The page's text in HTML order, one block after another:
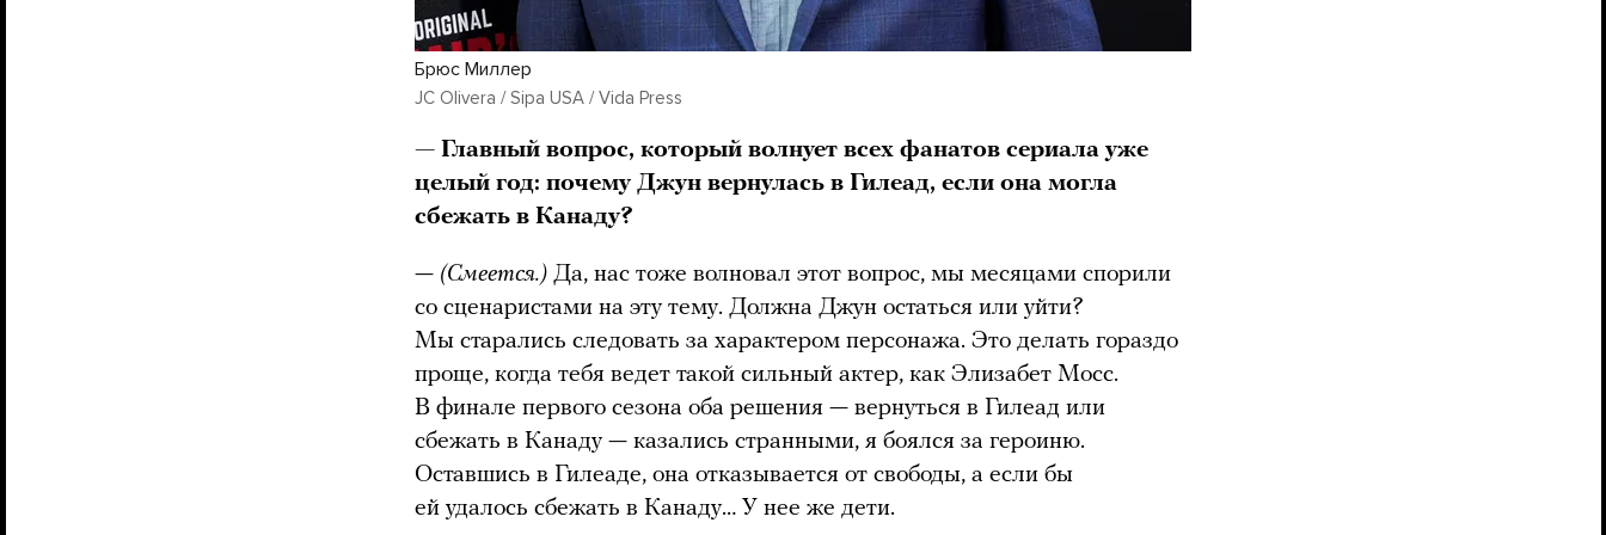
Брюс Миллер
JC Olivera / Sip​a USA / Vida Press
— Главный вопрос, который волнует всех фанатов сериала уже
целый год: почему Джун вернулась в Гилеад, если она могла
сбежать в Канаду?
— (Смеется.) Да, нас тоже волновал этот вопрос, мы месяцами спорили
со сценаристами на эту тему. Должна Джун остаться или уйти?
Мы старались следовать за характером персонажа. Это делать гораздо
проще, когда тебя ведет такой сильный актер, как Элизабет Мосс.
В финале первого сезона оба решения — вернуться в Гилеад или
сбежать в Канаду — казались странными, я боялся за героиню.
Оставшись в Гилеаде, она отказывается от свободы, а если бы
ей удалось сбежать в Канаду… У нее же дети.